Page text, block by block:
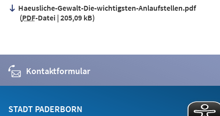
Haeusliche-Gewalt-Die-wichtigsten-Anlaufstellen.pdf
PDF-Datei 205,09 kB
Kontaktformular
STADT PADERBORN